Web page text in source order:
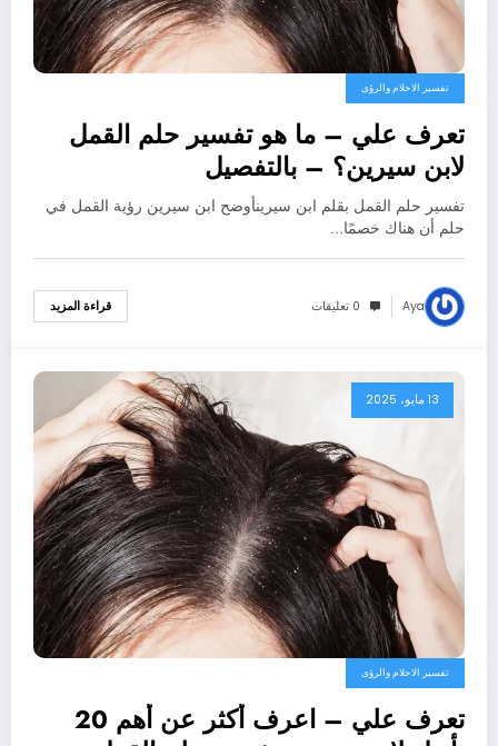
تفسير الاحلام والرؤى
تعرف علي – ما هو تفسير حلم القمل
لابن سيرين؟ – بالتفصيل
تفسير حلم القمل بقلم ابن سيرينأوضح ابن سيرين رؤية القمل في
حلم أن هناك خصمًا…
Aya 0 تعليقات قراءة المزيد
13 مايو، 2025
تفسير الاحلام والرؤى
تعرف علي – اعرف أكثر عن أهم 20